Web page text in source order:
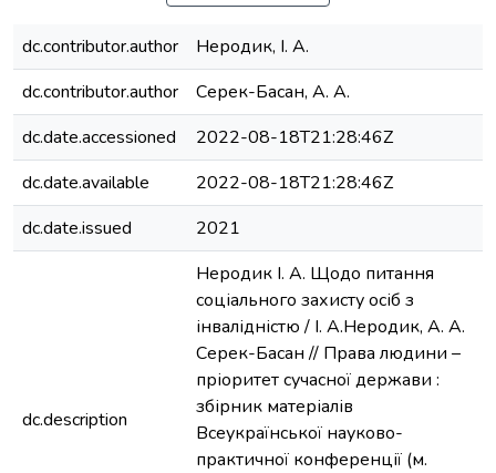
dc.contributor.author
Неродик, І. А.
dc.contributor.author
Серек-Басан, А. А.
dc.date.accessioned
2022-08-18T21:28:46Z
dc.date.available
2022-08-18T21:28:46Z
dc.date.issued
2021
dc.description
Неродик І. А. Щодо питання
соціального захисту осіб з
інвалідністю / І. А.Неродик, А. А.
Серек-Басан // Права людини –
пріоритет сучасної держави :
збірник матеріалів
Всеукраїнської науково-
практичної конференції (м.